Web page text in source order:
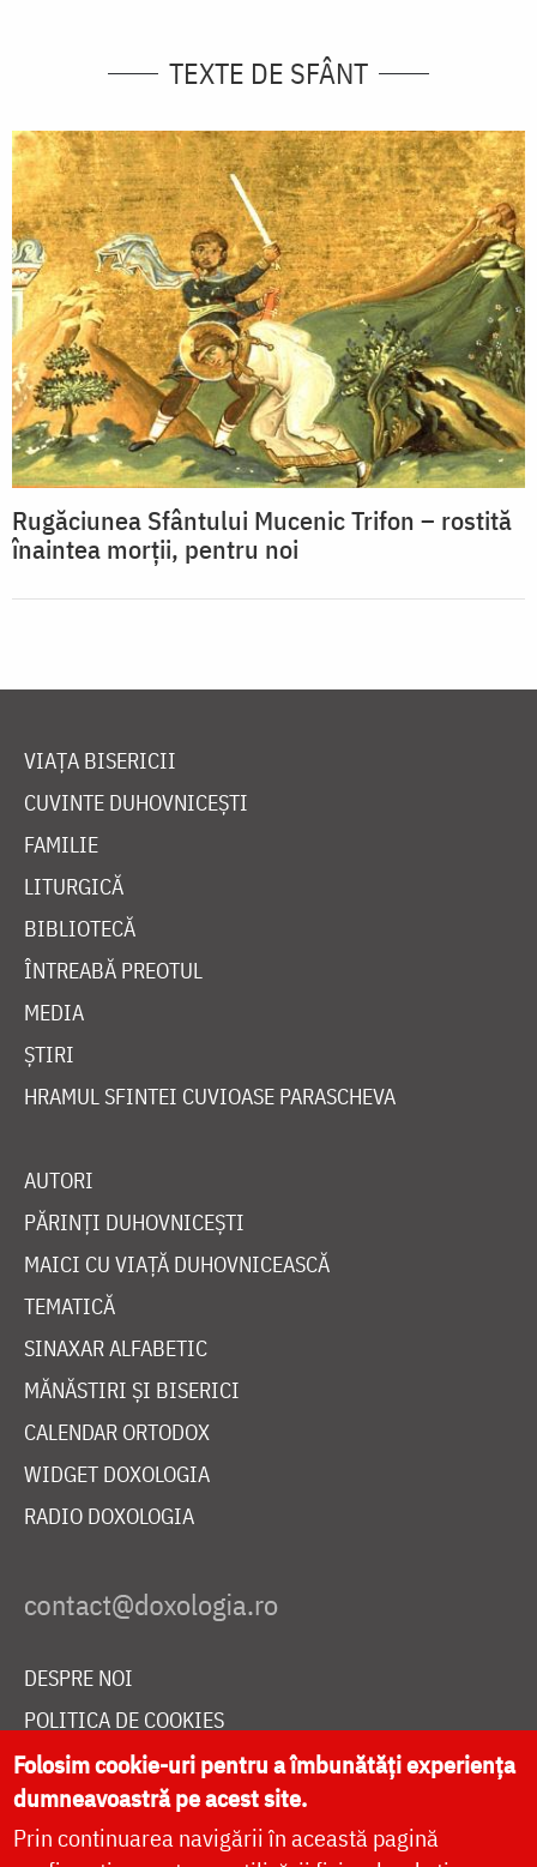
TEXTE DE SFÂNT
Rugăciunea Sfântului Mucenic Trifon – rostită
înaintea morţii, pentru noi
VIAȚA BISERICII
CUVINTE DUHOVNICEȘTI
FAMILIE
LITURGICĂ
BIBLIOTECĂ
ÎNTREABĂ PREOTUL
MEDIA
ȘTIRI
HRAMUL SFINTEI CUVIOASE PARASCHEVA
AUTORI
PĂRINȚI DUHOVNICEȘTI
MAICI CU VIAȚĂ DUHOVNICEASCĂ
TEMATICĂ
SINAXAR ALFABETIC
MĂNĂSTIRI ȘI BISERICI
CALENDAR ORTODOX
WIDGET DOXOLOGIA
RADIO DOXOLOGIA
DESPRE NOI
POLITICA DE COOKIES
DONEAZĂ ONLINE PENTRU CATEDRALA NAȚIONALĂ
LIVE
Folosim cookie-uri pentru a îmbunătăți experiența
dumneavoastră pe acest site.
Prin continuarea navigării în această pagină